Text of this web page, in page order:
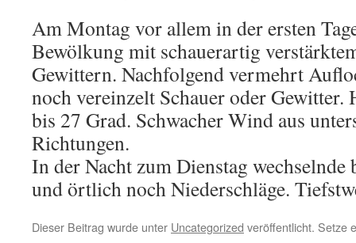
Am Montag vor allem in der ersten
Bewölkung mit schauerartig
Gewittern. Nachfolgend vermehrt
noch vereinzelt Schauer oder Gewitter.
bis 27 Grad. Schwacher Wind aus
Richtungen.
In der Nacht zum Dienstag
und örtlich noch Niederschläge.
Dieser Beitrag wurde unter Uncategorized veröffentlicht. Setze